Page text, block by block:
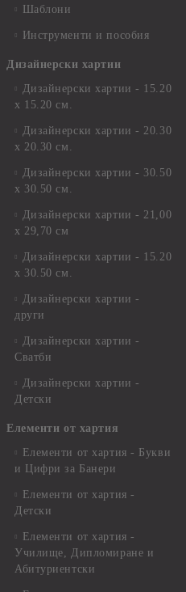
Шаблони
Инструменти и пособия
Дизайнерски хартии
Дизайнерски хартии - 15.20
х 15.20 см.
Дизайнерски хартии - 20.30
х 20.30 см.
Дизайнерски хартии - 30.50
х 30.50 см.
Дизайнерски хартии - 21,00
х 29,70 см
Дизайнерски хартии - 15.20
x 30.50 см.
Дизайнерски хартии -
други
Дизайнерски хартии -
Сватби
Дизайнерски хартии -
Детски
Елементи от хартия
Елементи от хартия - Букви
и Цифри за Банери
Елементи от хартия -
Детски
Елементи от хартия -
Училище, Дипломиране и
Абитуриентски